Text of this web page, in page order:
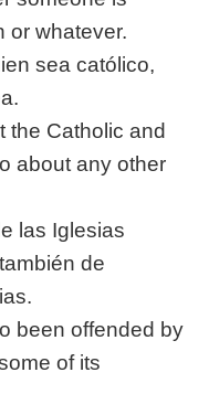
or whatever.
sea católico,
the Catholic and
about any other
las Iglesias
de
been offended by
of its